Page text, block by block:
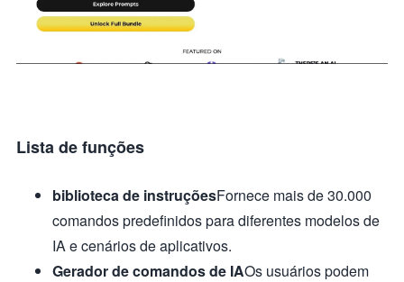
Lista de funções
biblioteca de instruçõesFornece mais de 30.000
comandos predefinidos para diferentes modelos de
IA e cenários de aplicativos.
Gerador de comandos de IAOs usuários podem